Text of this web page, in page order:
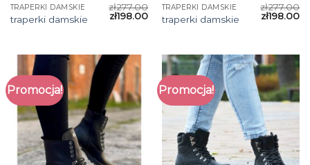
TRAPERKI DAMSKIE
traperki damskie
zł277.00
zł198.00
TRAPERKI DAMSKIE
traperki damskie
zł277.00
zł198.00
Promocja! Promocja!